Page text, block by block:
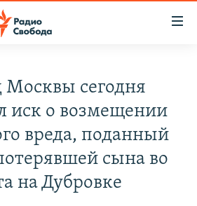
Москвы сегодня
иск о возмещении
вреда, поданный
сына во
на Дубровке